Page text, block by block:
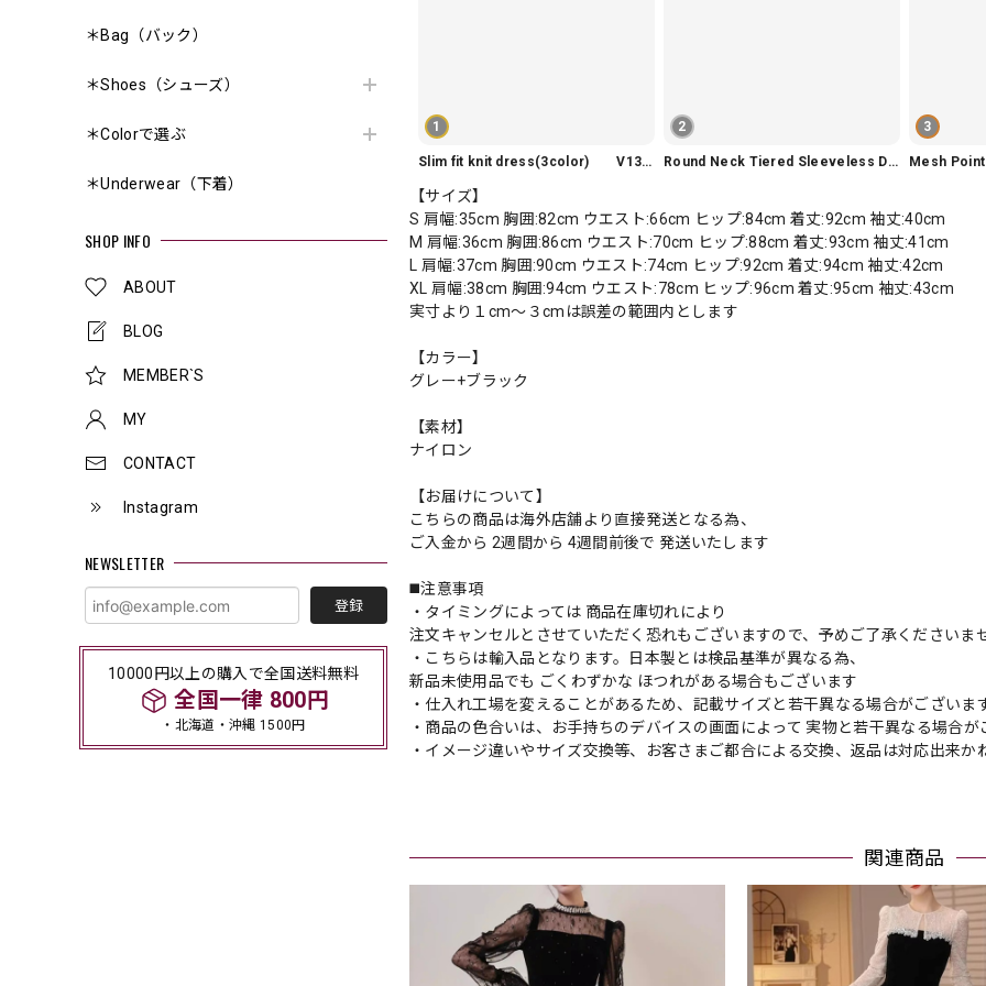
＊Bag（バック）
＊Shoes（シューズ）
＊Colorで選ぶ
＊Underwear（下着）
SHOP INFO
ABOUT
BLOG
MEMBER`S
MY
CONTACT
Instagram
NEWSLETTER
登録
10000円以上の購入で全国送料無料
全国一律 800円
・北海道・沖縄 1500円
1
Slim fit knit dress(3color) V1330
2
Round Neck Tiered Sleeveless Dress V2290
3
Mesh
【サイズ】
S 肩幅:35cm 胸囲:82cm ウエスト:66cm ヒップ:84cm 着丈:92cm 袖丈:40cm
M 肩幅:36cm 胸囲:86cm ウエスト:70cm ヒップ:88cm 着丈:93cm 袖丈:41cm
L 肩幅:37cm 胸囲:90cm ウエスト:74cm ヒップ:92cm 着丈:94cm 袖丈:42cm
XL 肩幅:38cm 胸囲:94cm ウエスト:78cm ヒップ:96cm 着丈:95cm 袖丈:43cm
実寸より１cm〜３cmは誤差の範囲内とします
【カラー】
グレー+ブラック
【素材】
ナイロン
【お届けについて】
こちらの商品は海外店舗より直接発送となる為、
ご入金から 2週間から 4週間前後で 発送いたします
◼️注意事項
・タイミングによっては 商品在庫切れにより
注文キャンセルとさせていただく恐れもございますので、予めご了承くださいま
・こちらは輸入品となります。日本製とは検品基準が異なる為、
新品未使用品でも ごくわずかな ほつれがある場合もございます
・仕入れ工場を変えることがあるため、記載サイズと若干異なる場合がございま
・商品の色合いは、お手持ちのデバイスの画面によって 実物と若干異なる場合が
・イメージ違いやサイズ交換等、お客さまご都合による交換、返品は対応出来か
関連商品